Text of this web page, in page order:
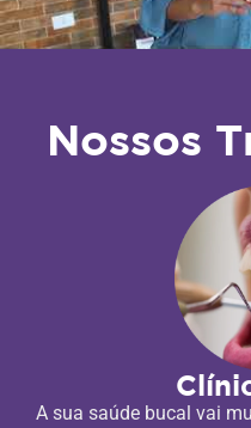
Nossos
A sua saúde bucal vai